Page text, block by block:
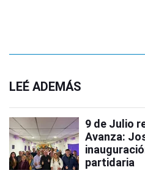
LEÉ ADEMÁS
9 de Julio
Avanza:
partidaria